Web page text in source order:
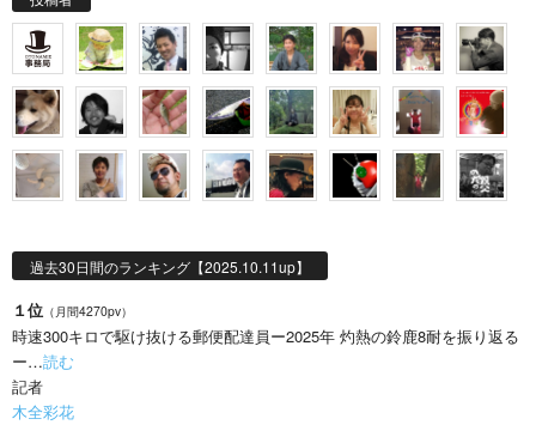
過去30日間のランキング【2025.10.11up】
１位 （月間4270pv）
時速300キロで駆け抜ける郵便配達員ー2025年 灼熱の鈴鹿8耐を振り返る
ー…読む
記者
木全彩花